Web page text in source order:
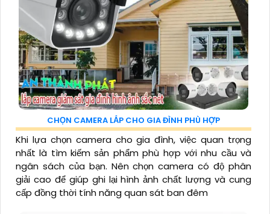
CHỌN CAMERA LẮP CHO GIA ĐÌNH PHÙ HỢP
Khi lựa chọn camera cho gia đình, việc quan trọng
nhất là tìm kiếm sản phẩm phù hợp với nhu cầu và
ngân sách của bạn. Nên chọn camera có độ phân
giải cao để giúp ghi lại hình ảnh chất lượng và cung
cấp đồng thời tính năng quan sát ban đêm